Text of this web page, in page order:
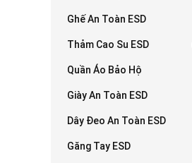
Ghế An Toàn ESD
Thảm Cao Su ESD
Quần Áo Bảo Hộ
Giày An Toàn ESD
Dây Đeo An Toàn ESD
Găng Tay ESD